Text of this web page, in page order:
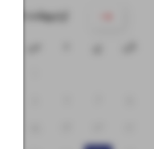
۱۴۰۵ اردیبهشت